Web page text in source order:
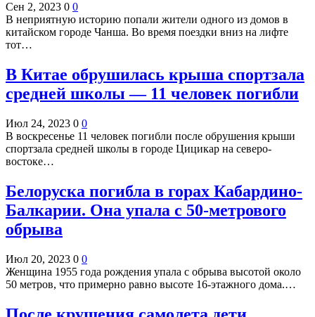
Сен 2, 2023 0 0
В неприятную историю попали жители одного из домов в
китайском городе Чанша. Во время поездки вниз на лифте
тот…
В Китае обрушилась крыша спортзала
средней школы — 11 человек погибли
Июл 24, 2023 0 0
В воскресенье 11 человек погибли после обрушения крыши
спортзала средней школы в городе Цицикар на северо-
востоке…
Белоруска погибла в горах Кабардино-
Балкарии. Она упала с 50-метрового
обрыва
Июл 20, 2023 0 0
Женщина 1955 года рождения упала с обрыва высотой около
50 метров, что примерно равно высоте 16-этажного дома.…